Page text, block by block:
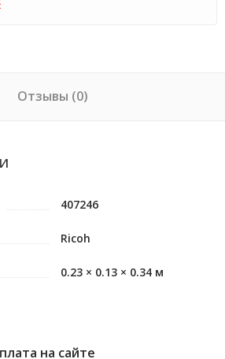
Отзывы (0)
407246
Ricoh
0.23 × 0.13 × 0.34 м
на сайте